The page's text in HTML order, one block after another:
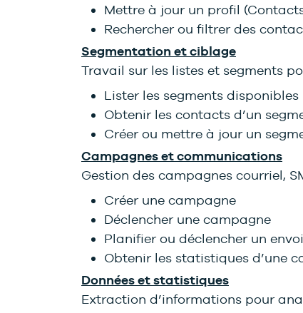
Mettre à jour un profil
Rechercher ou filtrer des
Segmentation et ciblage
Travail sur les listes et segments
Lister les segments disponibles
Obtenir les contacts d’un
Créer ou mettre à jour un
Campagnes et communications
Gestion des campagnes courriel,
Créer une campagne
Déclencher une campagne
Planifier ou déclencher un envoi
Obtenir les statistiques d’une
Données et statistiques
Extraction d’informations pour